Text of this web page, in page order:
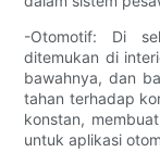
-Otomotif: Di
ditemukan di
bawahnya, dan
tahan terhadap
konstan,
untuk aplikasi